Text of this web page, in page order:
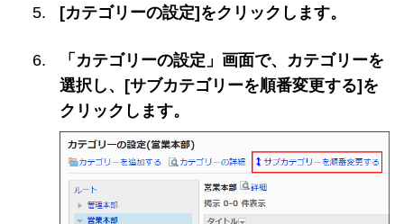
[カテゴリーの設定]をクリックします。
「カテゴリーの設定」画面で、カテゴリーを
選択し、[サブカテゴリーを順番変更する]を
クリックします。